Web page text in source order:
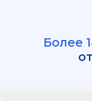
Более